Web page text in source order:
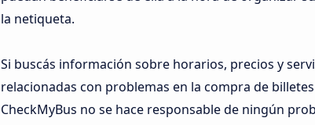
la netiqueta.
Si buscás información sobre horarios, precios y
relacionadas con problemas en la compra de
CheckMyBus no se hace responsable de ningún